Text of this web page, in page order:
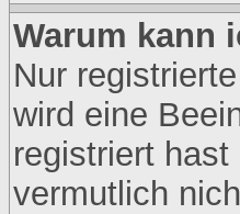
Warum kann
Nur
wird eine
registriert
vermutlich